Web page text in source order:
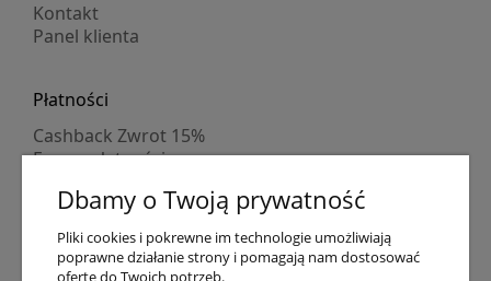
Kontakt
Panel klienta
Płatności
Cashback Zwrot 15%
Formy płatności
Numer konta
PayPo kupujesz, nie płacisz
Progi rabatowe
Promocje
Dbamy o Twoją prywatność
Pliki cookies i pokrewne im technologie umożliwiają
poprawne działanie strony i pomagają nam dostosować
ofertę do Twoich potrzeb.